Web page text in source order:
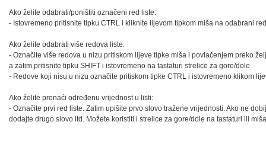
Ako želite odabrati/poništiti označeni red liste:
- Istovremeno pritisnite tipku CTRL i kliknite lijevom tipkom miša na odabrani
Ako želite odabrati više redova liste:
- Označite više redova u nizu pritiskom lijeve tipke miša i povlačenjem preko
a zatim pritisnite tipku SHIFT i istovremeno na tastaturi strelice za gore/dole.
- Redove koji nisu u nizu označite pritiskom tipke CTRL i istovremeno klikom
Ako želite pronaći određenu vrijednost u listi:
- Označite prvi red liste. Zatim upišite prvo slovo tražene vrijednosti. Ako ne
dodajte drugo slovo itd. Možete koristiti i strelice za gore/dole na tastaturi ili